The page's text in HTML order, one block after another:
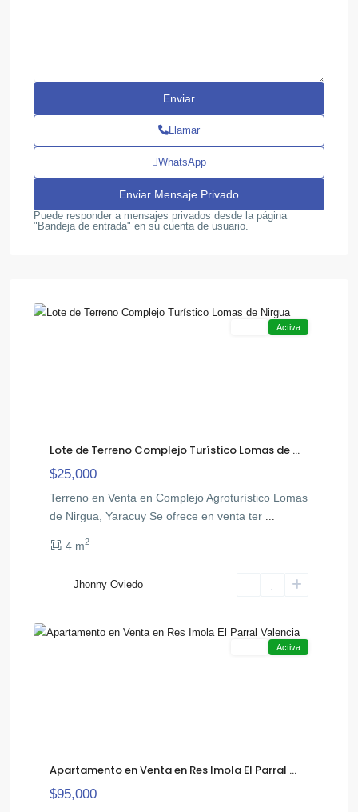
Llamar
WhatsApp
Puede responder a mensajes privados desde la página
"Bandeja de entrada" en su cuenta de usuario.
Activa
Lote de Terreno Complejo Turístico Lomas de ...
$25,000
Terreno en Venta en Complejo Agroturístico Lomas
de Nirgua, Yaracuy Se ofrece en venta ter
4 m2
Jhonny Oviedo
Activa
Apartamento en Venta en Res Imola El Parral ...
$95,000